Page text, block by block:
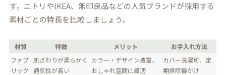
す。ニトリやIKEA、無印良品などの人気ブランドが採用する
素材ごとの特長を比較しましょう。
材質 特徴 メリット
お手入れ方法
ファブ
リック
肌ざわりが柔らかく
通気性が高い
カラー・デザイン豊富、
おしゃれ空間に最適
カバー洗濯可、定
期掃除機がけ